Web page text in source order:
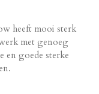
heeft mooi sterk
met genoeg
en goede sterke